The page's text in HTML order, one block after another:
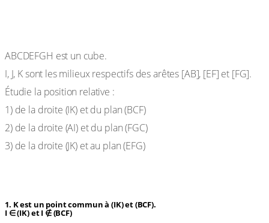
ABCDEFGH est un cube.
I, J, K sont les milieux respectifs des arêtes [AB], [EF] et [FG].
Étudie la position relative :
1) de la droite (IK) et du plan (BCF)
2) de la droite (AI) et du plan (FGC)
3) de la droite (JK) et au plan (EFG)
1. K est un point commun à (IK) et (BCF).
I ∈ (IK) et I ∉ (BCF)